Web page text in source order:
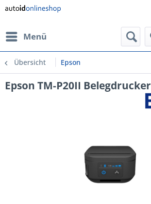
Menü
Übersicht Epson
Epson TM-P20II Belegdrucker